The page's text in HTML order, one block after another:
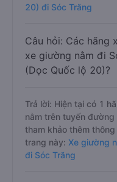
20) đi Sóc Trăng
Câu hỏi: Các hãng
xe giường nằm đi
(Dọc Quốc lộ 20)?
Trả lời: Hiện tại có 1
nằm trên tuyến đường
tham khảo thêm
trang này: Xe giường
đi Sóc Trăng